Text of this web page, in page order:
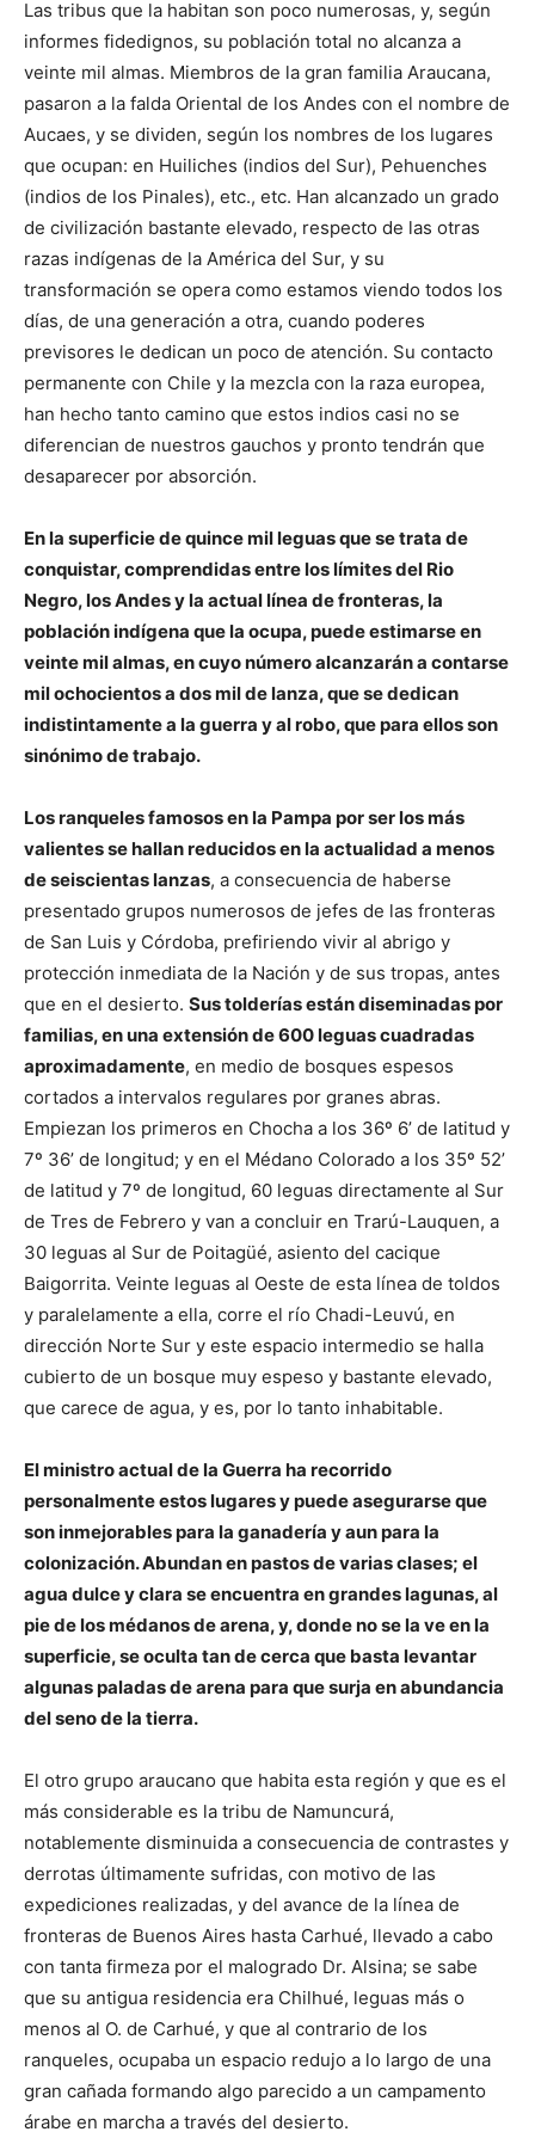
Las tribus que la habitan son poco numerosas, y, según
informes fidedignos, su población total no alcanza a
veinte mil almas. Miembros de la gran familia Araucana,
pasaron a la falda Oriental de los Andes con el nombre de
Aucaes, y se dividen, según los nombres de los lugares
que ocupan: en Huiliches (indios del Sur), Pehuenches
(indios de los Pinales), etc., etc. Han alcanzado un grado
de civilización bastante elevado, respecto de las otras
razas indígenas de la América del Sur, y su
transformación se opera como estamos viendo todos los
días, de una generación a otra, cuando poderes
previsores le dedican un poco de atención. Su contacto
permanente con Chile y la mezcla con la raza europea,
han hecho tanto camino que estos indios casi no se
diferencian de nuestros gauchos y pronto tendrán que
desaparecer por absorción.
En la superficie de quince mil leguas que se trata de
conquistar, comprendidas entre los límites del Rio
Negro, los Andes y la actual línea de fronteras, la
población indígena que la ocupa, puede estimarse en
veinte mil almas, en cuyo número alcanzarán a contarse
mil ochocientos a dos mil de lanza, que se dedican
indistintamente a la guerra y al robo, que para ellos son
sinónimo de trabajo.
Los ranqueles famosos en la Pampa por ser los más
valientes se hallan reducidos en la actualidad a menos
de seiscientas lanzas, a consecuencia de haberse
presentado grupos numerosos de jefes de las fronteras
de San Luis y Córdoba, prefiriendo vivir al abrigo y
protección inmediata de la Nación y de sus tropas, antes
que en el desierto. Sus tolderías están diseminadas por
familias, en una extensión de 600 leguas cuadradas
aproximadamente, en medio de bosques espesos
cortados a intervalos regulares por granes abras.
Empiezan los primeros en Chocha a los 36º 6’ de latitud y
7º 36’ de longitud; y en el Médano Colorado a los 35º 52’
de latitud y 7º de longitud, 60 leguas directamente al Sur
de Tres de Febrero y van a concluir en Trarú-Lauquen, a
30 leguas al Sur de Poitagüé, asiento del cacique
Baigorrita. Veinte leguas al Oeste de esta línea de toldos
y paralelamente a ella, corre el río Chadi-Leuvú, en
dirección Norte Sur y este espacio intermedio se halla
cubierto de un bosque muy espeso y bastante elevado,
que carece de agua, y es, por lo tanto inhabitable.
El ministro actual de la Guerra ha recorrido
personalmente estos lugares y puede asegurarse que
son inmejorables para la ganadería y aun para la
colonización. Abundan en pastos de varias clases; el
agua dulce y clara se encuentra en grandes lagunas, al
pie de los médanos de arena, y, donde no se la ve en la
superficie, se oculta tan de cerca que basta levantar
algunas paladas de arena para que surja en abundancia
del seno de la tierra.
El otro grupo araucano que habita esta región y que es el
más considerable es la tribu de Namuncurá,
notablemente disminuida a consecuencia de contrastes y
derrotas últimamente sufridas, con motivo de las
expediciones realizadas, y del avance de la línea de
fronteras de Buenos Aires hasta Carhué, llevado a cabo
con tanta firmeza por el malogrado Dr. Alsina; se sabe
que su antigua residencia era Chilhué, leguas más o
menos al O. de Carhué, y que al contrario de los
ranqueles, ocupaba un espacio redujo a lo largo de una
gran cañada formando algo parecido a un campamento
árabe en marcha a través del desierto.